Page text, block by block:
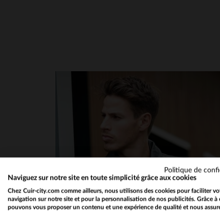
Politique de
Naviguez sur notre site en toute simplicité grâce aux cookies
Chez Cuir-city.com comme ailleurs, nous utilisons des cookies pour faciliter
navigation sur notre site et pour la personnalisation de nos publicités. Grâce à
pouvons vous proposer un contenu et une expérience de qualité et nous